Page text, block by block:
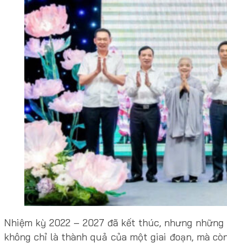
Nhiệm kỳ 2022 – 2027 đã kết thúc, nhưng
không chỉ là thành quả của một giai đoạn, mà